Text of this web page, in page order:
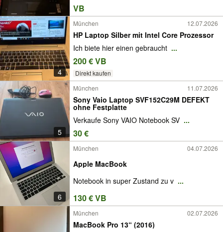
VB
4
München 12.07.2026
HP Laptop Silber mit Intel Core Prozessor
Ich biete hier einen gebraucht ...
200 € VB
Direkt kaufen
5
München 11.07.2026
Sony Vaio Laptop SVF152C29M DEFEKT
ohne Festplatte
Verkaufe Sony VAIO Notebook SV ...
30 €
6
München 04.07.2026
Apple MacBook
Notebook in super Zustand zu v ...
130 € VB
München 02.07.2026
MacBook Pro 13“ (2016)